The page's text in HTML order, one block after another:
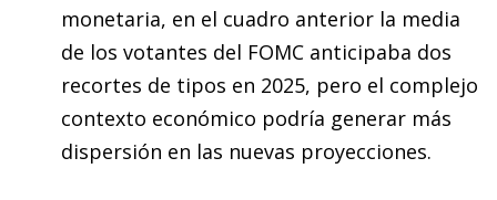
monetaria, en el cuadro anterior la media
de los votantes del FOMC anticipaba dos
recortes de tipos en 2025, pero el complejo
contexto económico podría generar más
dispersión en las nuevas proyecciones.